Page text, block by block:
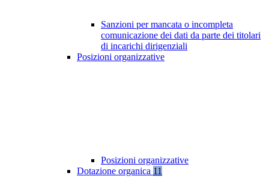
Sanzioni per mancata o incompleta
comunicazione dei dati da parte dei titolari
di incarichi dirigenziali
Posizioni organizzative
Posizioni organizzative
Dotazione organica 11